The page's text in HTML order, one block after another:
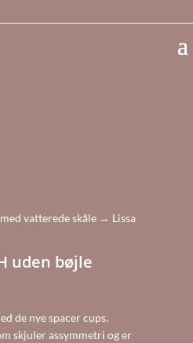
vatterede skåle→ Lissa
uden bøjle
de nye spacer cups.
skjuler assymmetri og er